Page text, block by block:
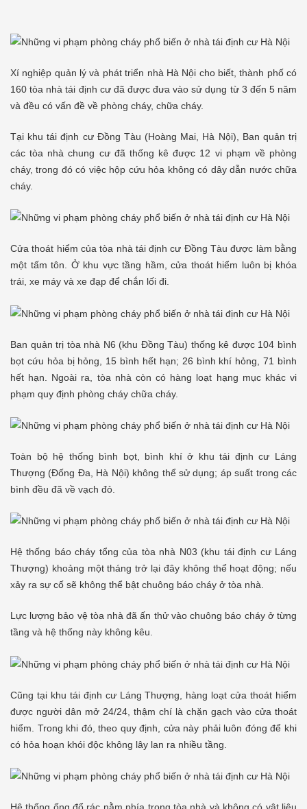
Xí nghiệp quản lý và phát triển nhà Hà Nội cho biết, thành phố có
160 tòa nhà tái định cư đã được đưa vào sử dụng từ 3 đến 5 năm
và đều có vấn đề về phòng cháy, chữa cháy.
Tại khu tái định cư Đồng Tàu (Hoàng Mai, Hà Nội), Ban quản trị
các tòa nhà chung cư đã thống kê được 12 vi phạm về phòng
cháy, trong đó có việc hộp cứu hỏa không có dây dẫn nước chữa
cháy.
Cửa thoát hiểm của tòa nhà tái định cư Đồng Tàu được làm bằng
một tấm tôn. Ở khu vực tầng hầm, cửa thoát hiểm luôn bị khóa
trái, xe máy và xe đạp để chắn lối đi.
Ban quản trị tòa nhà N6 (khu Đồng Tàu) thống kê được 104 bình
bọt cứu hỏa bị hỏng, 15 bình hết hạn; 26 bình khí hỏng, 71 bình
hết hạn. Ngoài ra, tòa nhà còn có hàng loạt hạng mục khác vi
phạm quy định phòng cháy chữa cháy.
Toàn bộ hệ thống bình bọt, bình khí ở khu tái định cư Láng
Thượng (Đống Đa, Hà Nội) không thể sử dụng; áp suất trong các
bình đều đã về vạch đỏ.
Hệ thống báo cháy tổng của tòa nhà N03 (khu tái định cư Láng
Thượng) khoảng một tháng trở lại đây không thể hoạt động; nếu
xảy ra sự cố sẽ không thể bật chuông báo cháy ở tòa nhà.
Lực lượng bảo vệ tòa nhà đã ấn thử vào chuông báo cháy ở từng
tầng và hệ thống này không kêu.
Cũng tại khu tái định cư Láng Thượng, hàng loạt cửa thoát hiểm
được người dân mở 24/24, thậm chí là chặn gạch vào cửa thoát
hiểm. Trong khi đó, theo quy định, cửa này phải luôn đóng để khi
có hỏa hoạn khói độc không lây lan ra nhiều tầng.